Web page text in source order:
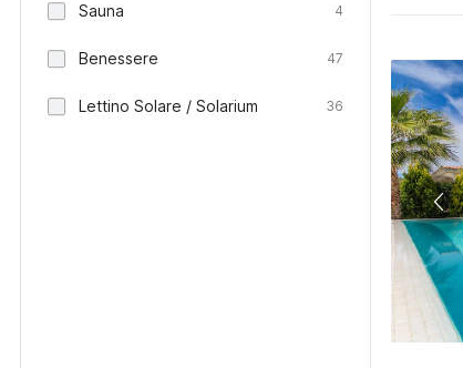
Sauna 4
Benessere 47
Lettino Solare / Solarium 36